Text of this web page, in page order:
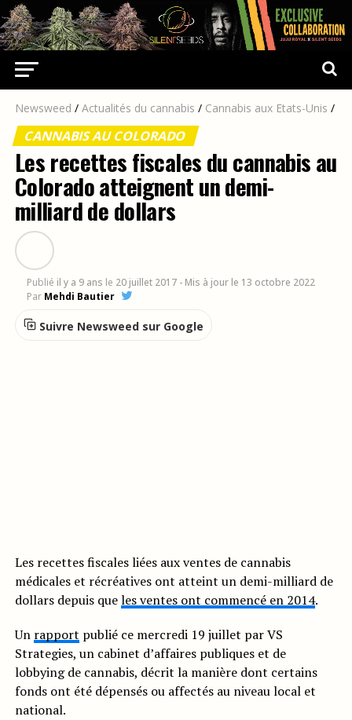
Newsweed / Actualités du cannabis / Cannabis aux Etats-Unis /
CANNABIS AU COLORADO
Les recettes fiscales du cannabis au
Colorado atteignent un demi-
milliard de dollars
Publié il y a 9 ans le 20 juillet 2017 - Mis à jour le 13 octobre 2022
Par Mehdi Bautier
Suivre Newsweed sur Google
Les recettes fiscales liées aux ventes de cannabis
médicales et récréatives ont atteint un demi-milliard de
dollars depuis queles ventes ont commencé en 2014.
Un rapport publié ce mercredi 19 juillet par VS
Strategies, un cabinet d’affaires publiques et de
lobbying de cannabis, décrit la manière dont certains
fonds ont été dépensés ou affectés au niveau local et
national.